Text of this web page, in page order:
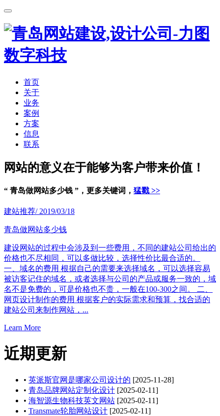
首页
关于
业务
案例
方案
信息
联系
网站的意义在于能够为客户带来价值！
“ 青岛做网站多少钱 ”，更多关键词， 猛戳 >>
建站推荐/ 2019/03/18
青岛做网站多少钱
建设网站的过程中会涉及到一些费用，不同的建站公司给出的
价格也不尽相同，可以多做比较，选择性价比最合适的。
一、域名的费用 根据自己的需要来选择域名，可以选择容易
被访客记住的域名，或者选择与公司的产品或服务一致的，域
名不是免费的，可是价格也不贵，一般在100-300之间。 二、
网页设计制作的费用 根据客户的实际需求和预算，找合适的
建站公司来制作网站，...
Learn More
近期更新
• 英派斯官网是哪家公司设计的 [2025-11-28]
• 青岛品牌网站定制化设计 [2025-02-11]
• 海智源生物科技英文网站 [2025-02-11]
• Transmate轮胎网站设计 [2025-02-11]